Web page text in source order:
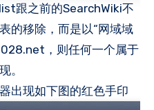
跟之前的SearchWiki不
的移除，而是以“网域域
，则任何一个属于
。
出现如下图的红色手印